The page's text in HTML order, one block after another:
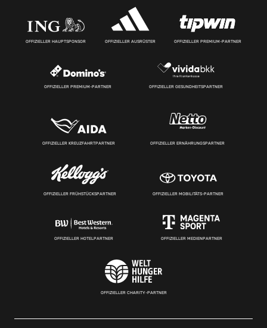
OFFIZIELLER HAUPTSPONSOR OFFIZIELLER AUSRÜSTER OFFIZIELLER PREMIUM-PARTNER
OFFIZIELLER PREMIUM-PARTNER OFFIZIELLER GESUNDHEITSPARTNER
OFFIZIELLER KREUZFAHRTPARTNER OFFIZIELLER ERNÄHRUNGSPARTNER
OFFIZIELLER FRÜHSTÜCKSPARTNER OFFIZIELLER MOBILITÄTS-PARTNER
OFFIZIELLER HOTELPARTNER OFFIZIELLER MEDIENPARTNER
OFFIZIELLER CHARITY-PARTNER